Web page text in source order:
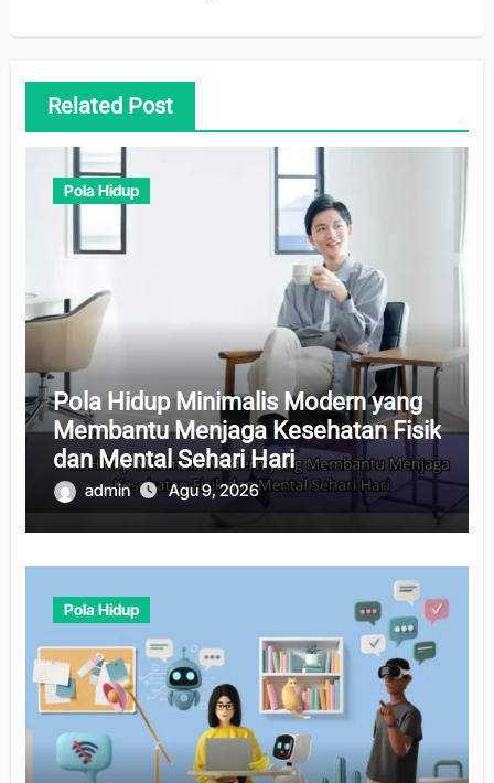
Related Post
Pola Hidup
Pola Hidup Minimalis Modern yang
Membantu Menjaga Kesehatan Fisik
dan Mental Sehari Hari
admin Agu 9, 2026
Pola Hidup